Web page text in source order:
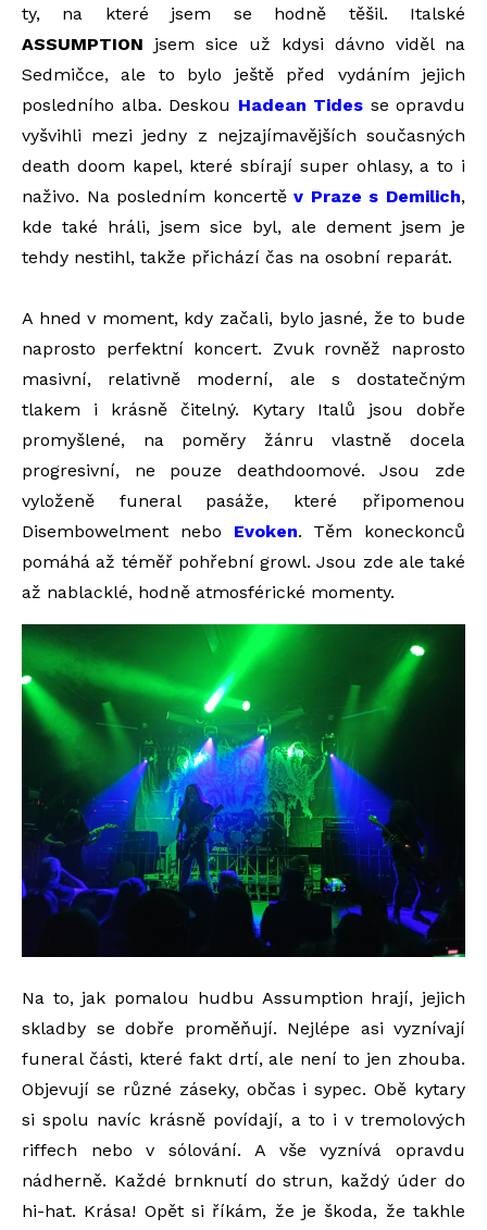
ty, na které jsem se hodně těšil. Italské
ASSUMPTION jsem sice už kdysi dávno viděl na
Sedmičce, ale to bylo ještě před vydáním jejich
posledního alba. Deskou Hadean Tides se opravdu
vyšvihli mezi jedny z nejzajímavějších současných
death doom kapel, které sbírají super ohlasy, a to i
naživo. Na posledním koncertěv Praze s Demilich,
kde také hráli, jsem sice byl, ale dement jsem je
tehdy nestihl, takže přichází čas na osobní reparát.
A hned v moment, kdy začali, bylo jasné, že to bude
naprosto perfektní koncert. Zvuk rovněž naprosto
masivní, relativně moderní, ale s dostatečným
tlakem i krásně čitelný. Kytary Italů jsou dobře
promyšlené, na poměry žánru vlastně docela
progresivní, ne pouze deathdoomové. Jsou zde
vyloženě funeral pasáže, které připomenou
Disembowelment nebo Evoken. Těm koneckonců
pomáhá až téměř pohřební growl. Jsou zde ale také
až nablacklé, hodně atmosférické momenty.
Na to, jak pomalou hudbu Assumption hrají, jejich
skladby se dobře proměňují. Nejlépe asi vyznívají
funeral části, které fakt drtí, ale není to jen zhouba.
Objevují se různé záseky, občas i sypec. Obě kytary
si spolu navíc krásně povídají, a to i v tremolových
riffech nebo v sólování. A vše vyznívá opravdu
nádherně. Každé brnknutí do strun, každý úder do
hi-hat. Krása! Opět si říkám, že je škoda, že takhle